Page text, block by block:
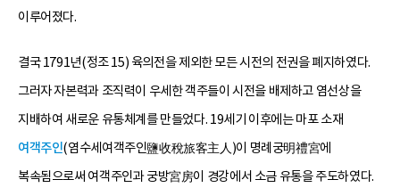
이루어졌다.
결국 1791년(정조 15) 육의전을 제외한 모든 시전의 전권을 폐지하였다.
그러자 자본력과 조직력이 우세한 객주들이 시전을 배제하고 염선상을
지배하여 새로운 유통체계를 만들었다. 19세기 이후에는 마포 소재
여객주인(염수세여객주인鹽收稅旅客主人)이 명례궁明禮宮에
복속됨으로써 여객주인과 궁방宮房이 경강에서 소금 유통을 주도하였다.